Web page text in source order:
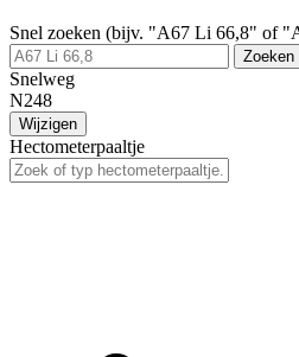
Snel zoeken (bijv. "A67 Li 66,8" of
Zoeken
Snelweg
N248
Wijzigen
Hectometerpaaltje